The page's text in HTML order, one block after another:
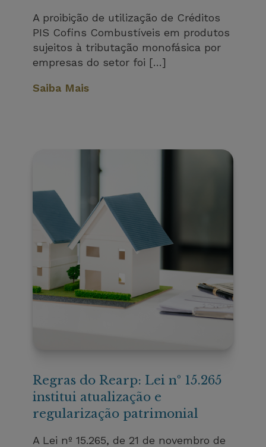
A proibição de utilização de Créditos
PIS Cofins Combustíveis em produtos
sujeitos à tributação monofásica por
empresas do setor foi […]
Saiba Mais
Regras do Rearp: Lei nº 15.265
institui atualização e
regularização patrimonial
A Lei nº 15.265, de 21 de novembro de